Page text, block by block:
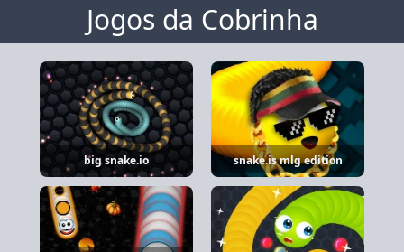
Jogos da Cobrinha
big snake.io snake.is mlg edition